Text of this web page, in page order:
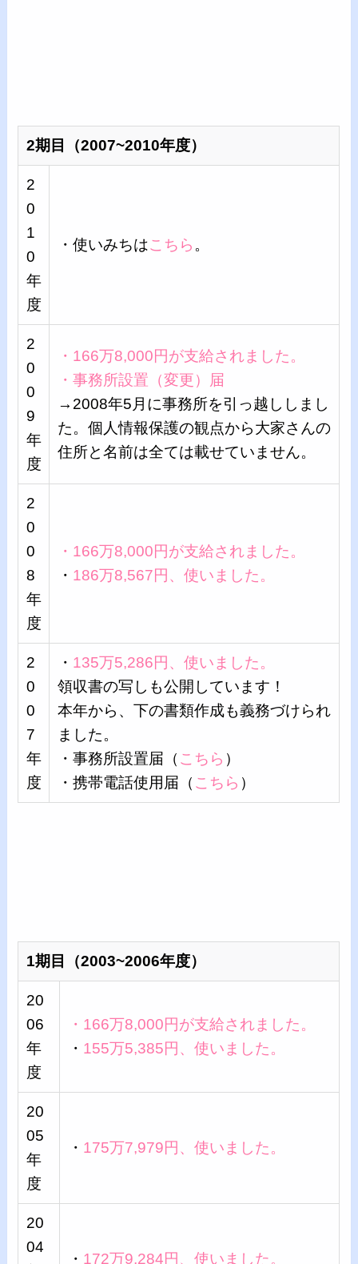
2期目（2007~2010年度）
2
0
1
0
年
度
・使いみちはこちら 。
2
0
0
9
年
度
・166万8,000円が支給されました。
・事務所設置（変更）届
→2008年5月に事務所を引っ越ししまし
た。個人情報保護の観点から大家さんの
住所と名前は全ては載せていません。
2
0
0
8
年
度
・166万8,000円が支給されました。
・ 186万8,567円、使いました。
2
0
0
7
年
度
・ 135万5,286円、使いました。
領収書の写しも公開しています！
本年から、下の書類作成も義務づけられ
ました。
・事務所設置届（ こちら ）
・携帯電話使用届（ こちら ）
1期目（2003~2006年度）
20
06
年
度
・166万8,000円が支給されました。
・ 155万5,385円、使いました。
20
05
年
度
・ 175万7,979円、使いました。
20
04
・ 172万9,284円、使いました。